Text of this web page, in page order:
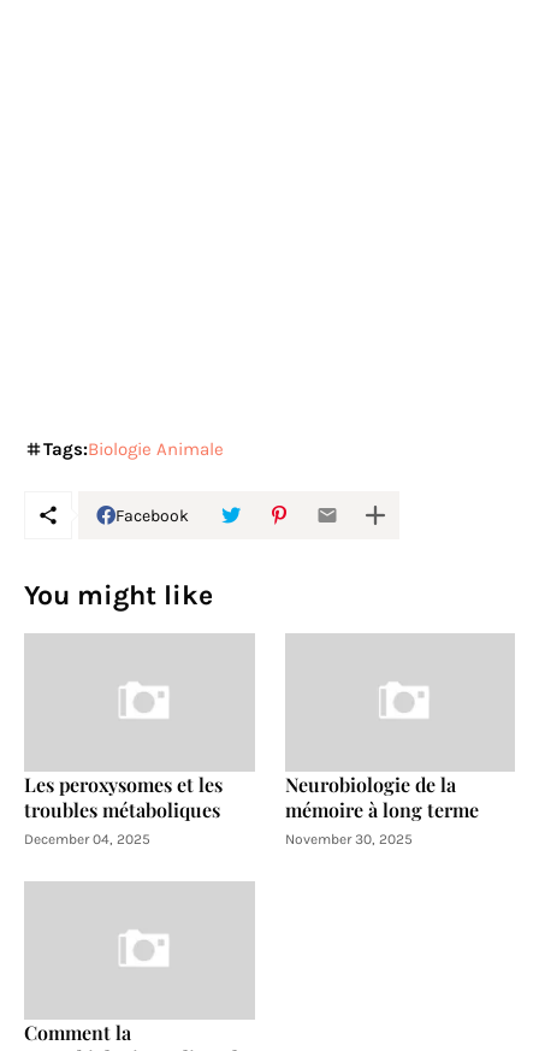
Tags:Biologie Animale
Facebook
You might like
Les peroxysomes et les
troubles métaboliques
December 04, 2025
Neurobiologie de la
mémoire à long terme
November 30, 2025
Comment la